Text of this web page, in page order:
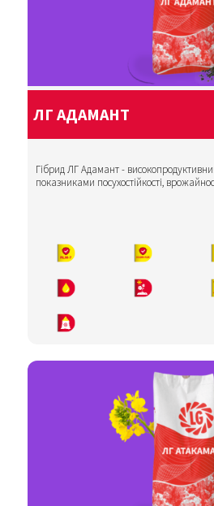
ЛГ АДАМАНТ
Гібрид ЛГ Адамант -
показниками посухостійкості,